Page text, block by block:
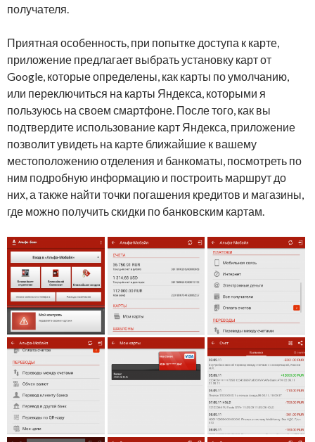
получателя.
Приятная особенность, при попытке доступа к карте,
приложение предлагает выбрать установку карт от
Google, которые определены, как карты по умолчанию,
или переключиться на карты Яндекса, которыми я
пользуюсь на своем смартфоне. После того, как вы
подтвердите использование карт Яндекса, приложение
позволит увидеть на карте ближайшие к вашему
местоположению отделения и банкоматы, посмотреть по
ним подробную информацию и построить маршрут до
них, а также найти точки погашения кредитов и магазины,
где можно получить скидки по банковским картам.